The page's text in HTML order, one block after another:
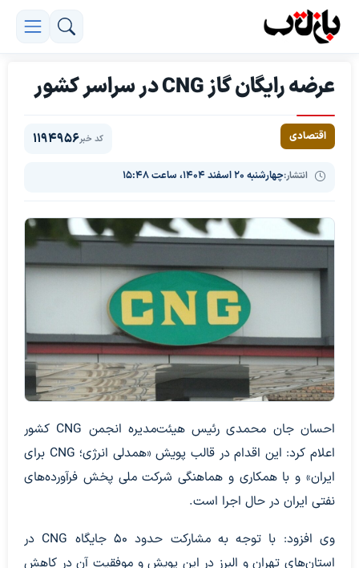
عرضه رایگان گاز CNG در سراسر کشور
اقتصادی
انتشار:چهارشنبه ۲۰ اسفند ۱۴۰۴، ساعت ۱۵:۴۸
کد خبر1194956
احسان جان محمدی رئیس هیئت‌مدیره انجمن CNG کشور
اعلام کرد: این اقدام در قالب پویش «همدلی انرژی؛ CNG برای
ایران» و با همکاری و هماهنگی شرکت ملی پخش فرآورده‌های
نفتی ایران در حال اجرا است.
وی افزود: با توجه به مشارکت حدود ۵۰ جایگاه CNG در
استان‌های تهران و البرز در این پویش و موفقیت آن در کاهش